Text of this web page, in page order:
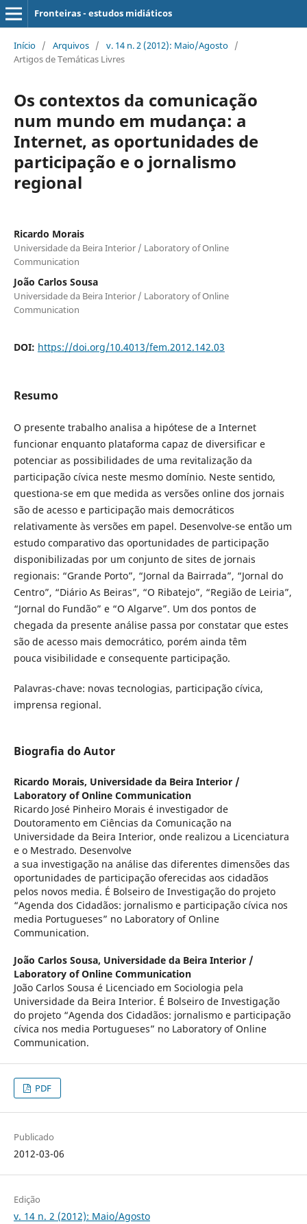
Fronteiras - estudos midiáticos
Início / Arquivos / v. 14 n. 2 (2012): Maio/Agosto /
Artigos de Temáticas Livres
Os contextos da comunicação
num mundo em mudança: a
Internet, as oportunidades de
participação e o jornalismo
regional
Ricardo Morais
Universidade da Beira Interior / Laboratory of Online
Communication
João Carlos Sousa
Universidade da Beira Interior / Laboratory of Online
Communication
DOI: https://doi.org/10.4013/fem.2012.142.03
Resumo
O presente trabalho analisa a hipótese de a Internet
funcionar enquanto plataforma capaz de diversificar e
potenciar as possibilidades de uma revitalização da
participação cívica neste mesmo domínio. Neste sentido,
questiona-se em que medida as versões online dos jornais
são de acesso e participação mais democráticos
relativamente às versões em papel. Desenvolve-se então um
estudo comparativo das oportunidades de participação
disponibilizadas por um conjunto de sites de jornais
regionais: “Grande Porto”, “Jornal da Bairrada”, “Jornal do
Centro”, “Diário As Beiras”, “O Ribatejo”, “Região de Leiria”,
“Jornal do Fundão” e “O Algarve”. Um dos pontos de
chegada da presente análise passa por constatar que estes
são de acesso mais democrático, porém ainda têm
pouca visibilidade e consequente participação.
Palavras-chave: novas tecnologias, participação cívica,
imprensa regional.
Biografia do Autor
Ricardo Morais, Universidade da Beira Interior /
Laboratory of Online Communication
Ricardo José Pinheiro Morais é investigador de
Doutoramento em Ciências da Comunicação na
Universidade da Beira Interior, onde realizou a Licenciatura
e o Mestrado. Desenvolve
a sua investigação na análise das diferentes dimensões das
oportunidades de participação oferecidas aos cidadãos
pelos novos media. É Bolseiro de Investigação do projeto
“Agenda dos Cidadãos: jornalismo e participação cívica nos
media Portugueses” no Laboratory of Online
Communication.
João Carlos Sousa, Universidade da Beira Interior /
Laboratory of Online Communication
João Carlos Sousa é Licenciado em Sociologia pela
Universidade da Beira Interior. É Bolseiro de Investigação
do projeto “Agenda dos Cidadãos: jornalismo e participação
cívica nos media Portugueses” no Laboratory of Online
Communication.
PDF
Publicado
2012-03-06
Edição
v. 14 n. 2 (2012): Maio/Agosto